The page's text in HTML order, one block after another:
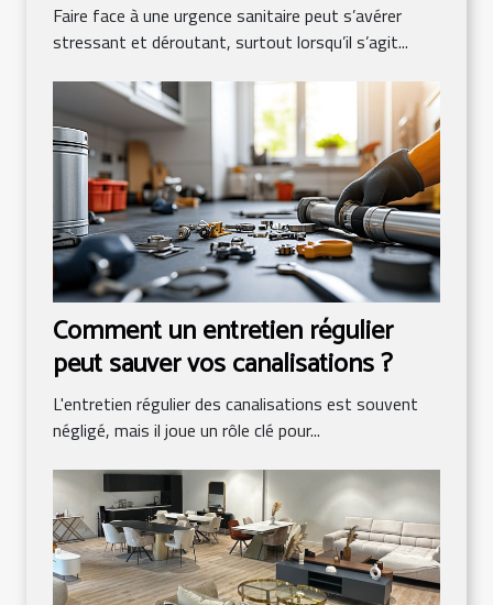
Faire face à une urgence sanitaire peut s’avérer
stressant et déroutant, surtout lorsqu’il s’agit...
Comment un entretien régulier
peut sauver vos canalisations ?
L'entretien régulier des canalisations est souvent
négligé, mais il joue un rôle clé pour...